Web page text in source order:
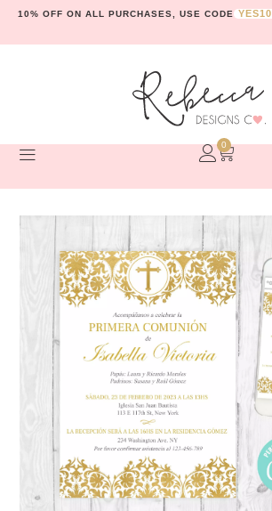
10% OFF ON ALL PURCHASES, USE CODE YES10
0